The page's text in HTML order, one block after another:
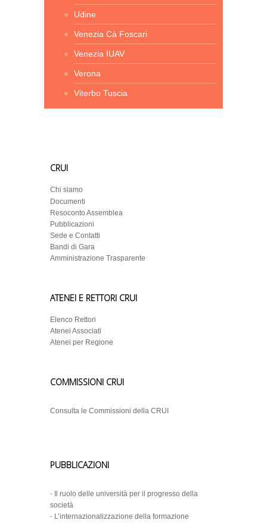
Udine
Venezia Cà Foscari
Venezia IUAV
Verona
Viterbo Tuscia
CRUI
Chi siamo
Documenti
Resoconto Assemblea
Pubblicazioni
Sede e Contatti
Bandi di Gara
Amministrazione Trasparente
ATENEI E RETTORI CRUI
Elenco Rettori
Atenei Associati
Atenei per Regione
COMMISSIONI CRUI
Consulta le Commissioni della CRUI
PUBBLICAZIONI
-
Il ruolo delle università per il progresso della
società
- L’internazionalizzazione della formazione